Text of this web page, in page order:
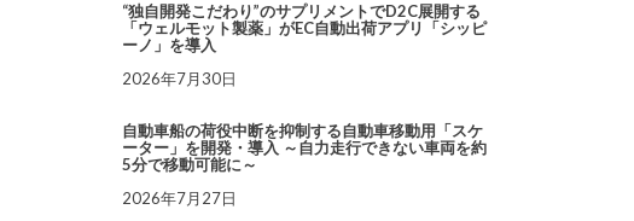
“独自開発こだわり”のサプリメントでD2C展開する
「ウェルモット製薬」がEC自動出荷アプリ「シッピ
ーノ」を導入
2026年7月30日
自動車船の荷役中断を抑制する自動車移動用「スケ
ーター」を開発・導入 ～自力走行できない車両を約
5分で移動可能に～
2026年7月27日